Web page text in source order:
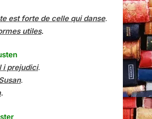
est forte de celle qui danse.
utiles.
i prejudici.
.
.